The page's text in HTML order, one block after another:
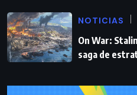
NOTICIAS
On War:
saga de